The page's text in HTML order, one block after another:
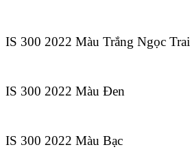
IS 300 2022 Màu Trắng Ngọc Trai
IS 300 2022 Màu Đen
IS 300 2022 Màu Bạc